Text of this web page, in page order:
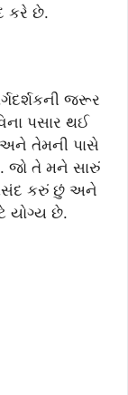
કરે છે.
જરૂર
પસાર થઈ
તેમની પાસે
જો તે મને સારું
કરું છું અને
યોગ્ય છે.